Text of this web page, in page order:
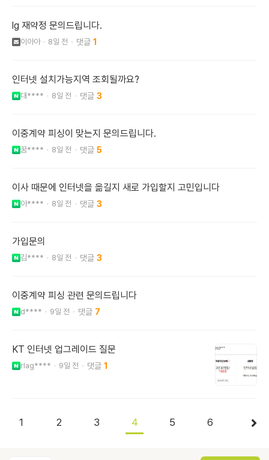
lg 재약정 문의드립니다.
이아아 8일 전 1
인터넷 설치가능지역 조회될까요?
대**** 8일 전 3
이중계약 피싱이 맞는지 문의드립니다.
꿈**** 8일 전 5
이사 때문에 인터넷을 옮길지 새로 가입할지 고민입니다
아**** 8일 전 3
가입문의
김**** 8일 전 3
이중계약 피싱 관련 문의드립니다
d**** 9일 전 7
KT 인터넷 업그레이드 질문
rlag**** 9일 전 1
1 2 3 4 5 6